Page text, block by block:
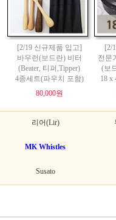
[2/19 신규제품 입고]
바우런(보드란) 비터
(Beater, 티퍼,Tipper)
4종세트(파우치 포함)
80,000원
[2/
전문
(보
18 x
리어(Lir)
MK Whistles
Susato